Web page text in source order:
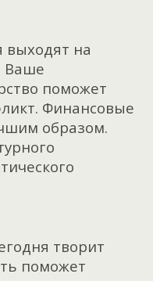
выходят на
Ваше
поможет
Финансовые
образом.
творит
поможет